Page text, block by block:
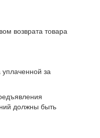
возврата товара
за
должны быть